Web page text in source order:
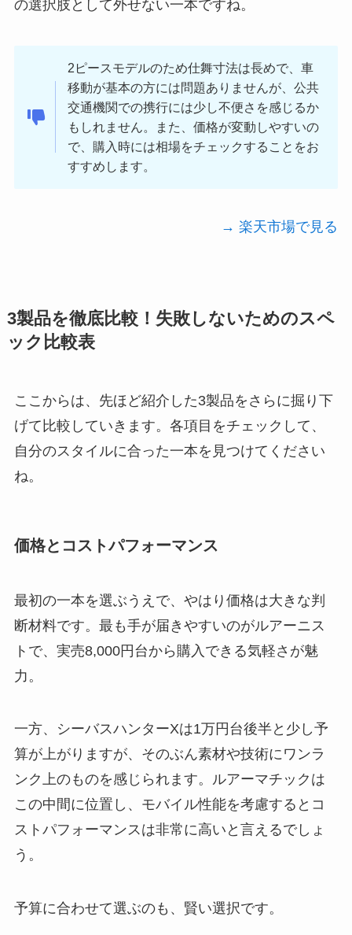
の選択肢として外せない一本ですね。
2ピースモデルのため仕舞寸法は長めで、車
移動が基本の方には問題ありませんが、公共
交通機関での携行には少し不便さを感じるか
もしれません。また、価格が変動しやすいの
で、購入時には相場をチェックすることをお
すすめします。
→ 楽天市場で見る
3製品を徹底比較！失敗しないためのスペ
ック比較表
ここからは、先ほど紹介した3製品をさらに掘り下
げて比較していきます。各項目をチェックして、
自分のスタイルに合った一本を見つけてください
ね。
価格とコストパフォーマンス
最初の一本を選ぶうえで、やはり価格は大きな判
断材料です。最も手が届きやすいのがルアーニス
トで、実売8,000円台から購入できる気軽さが魅
力。
一方、シーバスハンターXは1万円台後半と少し予
算が上がりますが、そのぶん素材や技術にワンラ
ンク上のものを感じられます。ルアーマチックは
この中間に位置し、モバイル性能を考慮するとコ
ストパフォーマンスは非常に高いと言えるでしょ
う。
予算に合わせて選ぶのも、賢い選択です。